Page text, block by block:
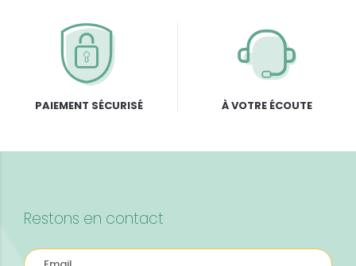
PAIEMENT SÉCURISÉ À VOTRE ÉCOUTE
Restons en contact